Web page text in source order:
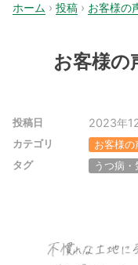
ホーム › 投稿 › お客様の
お客様の
投稿日 2023年
カテゴリ
お客様の
タグ
うつ病・